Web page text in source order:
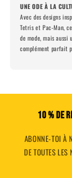
UNE ODE À LA
Avec des designs
Tetris et Pac-Man,
de mode, mais
complément parfait
10 % DE
ABONNE-TOI À
DE TOUTES